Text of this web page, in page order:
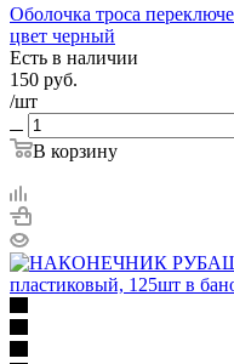
Оболочка троса
цвет черный
Есть в наличии
150 руб.
/шт
В корзину